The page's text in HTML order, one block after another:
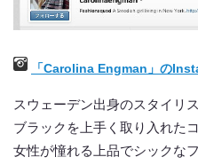
「Carolina Engman」の
スウェーデン出身のスタイリ
ブラックを上手く取り入れた
女性が憧れる上品でシックな